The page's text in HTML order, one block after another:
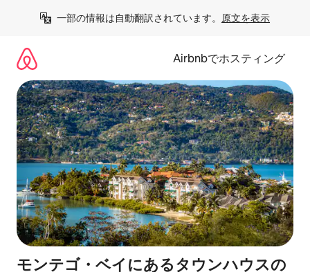
一部の情報は自動翻訳されています。 原文を表示
Airbnbでホスティング
モンテゴ・ベイにあるタウンハウスの